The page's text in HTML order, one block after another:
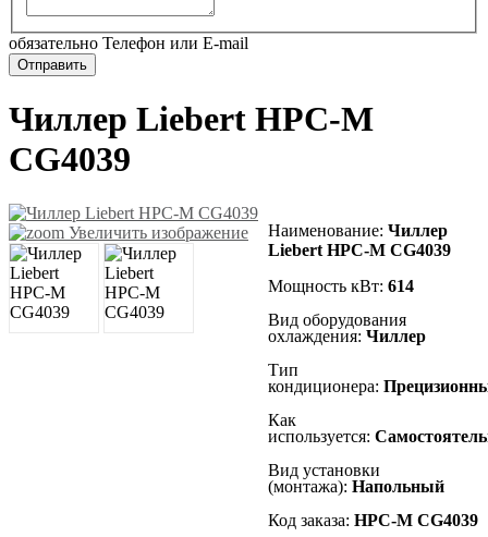
обязательно Телефон или E-mail
Чиллер Liebert HPC-M
CG4039
Увеличить изображение Наименование: Чиллер
Liebert HPC-M CG4039
Мощность кВт: 614
Вид оборудования
охлаждения: Чиллер
Тип
кондиционера:
Как
используется:
Вид установки
(монтажа): Напольный
Код заказа: HPC-M CG4039